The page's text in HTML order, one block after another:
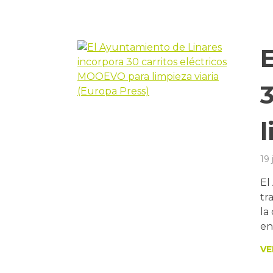
19
El